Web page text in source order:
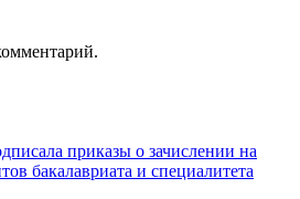
приказы о зачислении на
бакалавриата и специалитета